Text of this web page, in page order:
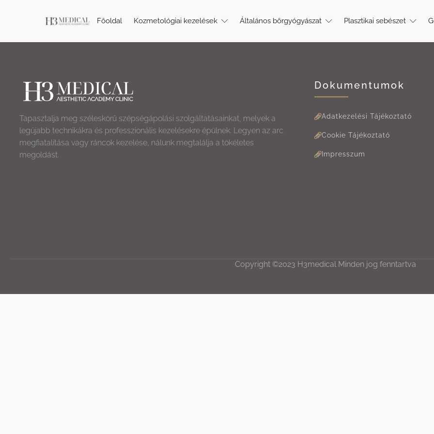
Főoldal Kozmetológiai kezelések Általános bőrgyógyászat Plasztikai sebészet
Tapasztalja meg széleskörű szépségápolási szolgáltatásainkat, melyek a
legújabb technikákra és professzionális kezelésekre épülnek. Legyen az arc
megfiatalítása vagy ráncok kezelése, nálunk megtalálja a tökéletes
megoldást.
Dokumentumok
Adatkezelési Tájékoztató
Cookie Tájékoztató
Impresszum
Copyright ©2023 H3medical Minden jog fenntartva